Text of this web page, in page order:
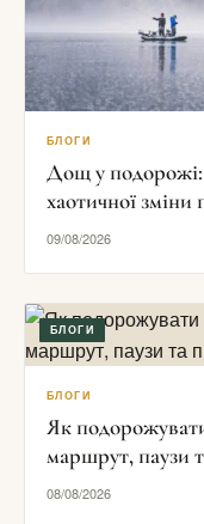
БЛОГИ
Дощ у подорожі:
хаотичної зміни
09/08/2026
БЛОГИ
БЛОГИ
Як
маршрут, паузи
08/08/2026